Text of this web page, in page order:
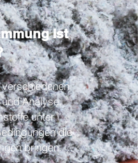
ist
Analyse,
unter
die
bringen.